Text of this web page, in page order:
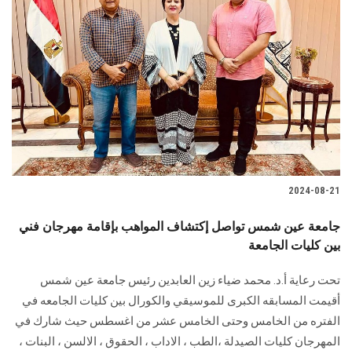
2024-08-21
جامعة عين شمس تواصل إكتشاف المواهب بإقامة مهرجان فني
بين كليات الجامعة
تحت رعاية أ.د. محمد ضياء زين العابدين رئيس جامعة عين شمس
أقيمت المسابقه الكبرى للموسيقي والكورال بين كليات الجامعه في
الفتره من الخامس وحتى الخامس عشر من اغسطس حيث شارك في
المهرجان كليات الصيدلة ،الطب ، الاداب ، الحقوق ، الالسن ، البنات ،